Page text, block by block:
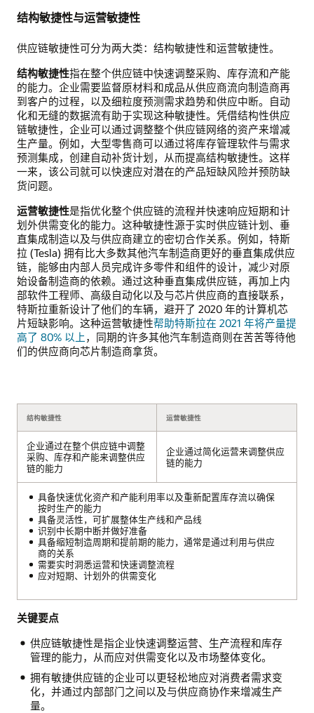
结构敏捷性与运营敏捷性
供应链敏捷性可分为两大类：结构敏捷性和运营敏捷性。
结构敏捷性指在整个供应链中快速调整采购、库存流和产能
的能力。企业需要监督原材料和成品从供应商流向制造商再
到客户的过程，以及细粒度预测需求趋势和供应中断。自动
化和无缝的数据流有助于实现这种敏捷性。凭借结构性供应
链敏捷性，企业可以通过调整整个供应链网络的资产来增减
生产量。例如，大型零售商可以通过将库存管理软件与需求
预测集成，创建自动补货计划，从而提高结构敏捷性。这样
一来，该公司就可以快速应对潜在的产品短缺风险并预防缺
货问题。
运营敏捷性是指优化整个供应链的流程并快速响应短期和计
划外供需变化的能力。这种敏捷性源于实时供应链计划、垂
直集成制造以及与供应商建立的密切合作关系。例如，特斯
拉 (Tesla) 拥有比大多数其他汽车制造商更好的垂直集成供应
链，能够由内部人员完成许多零件和组件的设计，减少对原
始设备制造商的依赖。通过这种垂直集成供应链，再加上内
部软件工程师、高级自动化以及与芯片供应商的直接联系，
特斯拉重新设计了他们的车辆，避开了 2020 年的计算机芯
片短缺影响。这种运营敏捷性帮助特斯拉在 2021 年将产量提
高了 80% 以上，同期的许多其他汽车制造商则在苦苦等待他
们的供应商向芯片制造商拿货。
结构敏捷性 运营敏捷性
企业通过在整个供应链中调整
采购、库存和产能来调整供应
链的能力
企业通过简化运营来调整供应
链的能力
具备快速优化资产和产能利用率以及重新配置库存流以确保
按时生产的能力
具备灵活性，可扩展整体生产线和产品线
识别中长期中断并做好准备
具备缩短制造周期和提前期的能力，通常是通过利用与供应
商的关系
需要实时洞悉运营和快速调整流程
应对短期、计划外的供需变化
关键要点
供应链敏捷性是指企业快速调整运营、生产流程和库存
管理的能力，从而应对供需变化以及市场整体变化。
拥有敏捷供应链的企业可以更轻松地应对消费者需求变
化，并通过内部部门之间以及与供应商协作来增减生产
量。